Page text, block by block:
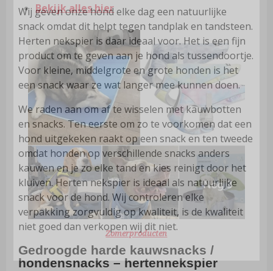
Wij geven onze hond elke dag een natuurlijke
snack omdat dit helpt tegen tandplak en tandsteen.
Herten nekspier is daar ideaal voor. Het is een fijn
product om te geven aan je hond als tussendoortje.
Voor kleine, middelgrote en grote honden is het
een snack waar ze wat langer mee kunnen doen.
We raden aan om af te wisselen met kauwbotten
en snacks. Ten eerste om zo te voorkomen dat een
hond uitgekeken raakt op een snack en ten tweede
omdat honden op verschillende snacks anders
kauwen en je zo elke tand en kies reinigt door het
kluiven. Herten nekspier is ideaal als natuurlijke
snack voor de hond. Wij controleren elke
verpakking zorgvuldig op kwaliteit, is de kwaliteit
niet goed dan verkopen wij dit niet.
Gedroogde harde kauwsnacks /
hondensnacks – hertennekspier
Bekijk alles hier
Zomerproducten